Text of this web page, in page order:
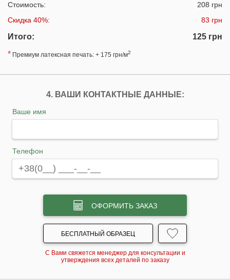
Стоимость:
208 грн
Скидка 40%:
83 грн
Итого:
125 грн
* Премиум латексная печать: + 175 грн/м2
4. ВАШИ КОНТАКТНЫЕ ДАННЫЕ:
Ваше имя
Телефон
ОФОРМИТЬ ЗАКАЗ
БЕСПЛАТНЫЙ ОБРАЗЕЦ
С Вами свяжется менеджер для консультации и
утверждения всех деталей по заказу